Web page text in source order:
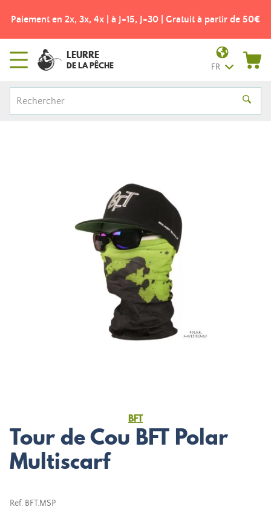
Paiement en 2x, 3x, 4x | à J+15, J+30 | Gratuit à partir de 50€
LEURRE
DE LA PÊCHE FR
BFT
Tour de Cou BFT Polar
Multiscarf
Ref. BFT.MSP